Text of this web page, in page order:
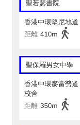
聖若瑟書院
香港中環堅尼地道
距離 410m
聖保羅男女中學
香港中環麥當勞
校舍
距離 350m